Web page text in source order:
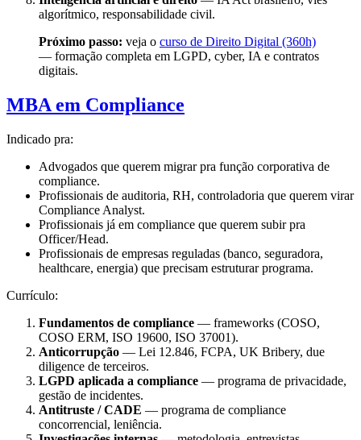
algorítmico, responsabilidade civil.
Próximo passo: veja o curso de Direito Digital (360h)
— formação completa em LGPD, cyber, IA e contratos
digitais.
MBA em Compliance
Indicado pra:
Advogados que querem migrar pra função corporativa de
compliance.
Profissionais de auditoria, RH, controladoria que querem virar
Compliance Analyst.
Profissionais já em compliance que querem subir pra
Officer/Head.
Profissionais de empresas reguladas (banco, seguradora,
healthcare, energia) que precisam estruturar programa.
Currículo:
Fundamentos de compliance — frameworks (COSO,
COSO ERM, ISO 19600, ISO 37001).
Anticorrupção — Lei 12.846, FCPA, UK Bribery, due
diligence de terceiros.
LGPD aplicada a compliance — programa de privacidade,
gestão de incidentes.
Antitruste / CADE — programa de compliance
concorrencial, leniência.